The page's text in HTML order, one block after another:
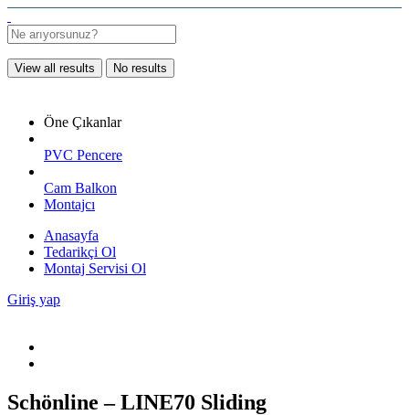
View all results No results
Öne Çıkanlar
PVC Pencere
Cam Balkon
Montajcı
Anasayfa
Tedarikçi Ol
Montaj Servisi Ol
Giriş yap
Schönline – LINE70 Sliding